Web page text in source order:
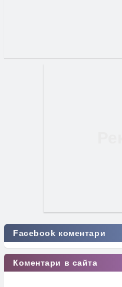
Facebook коментари
Коментари в сайта